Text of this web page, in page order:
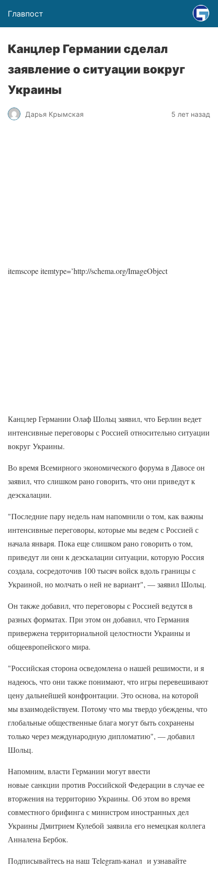
Главпост
Канцлер Германии сделал
заявление о ситуации вокруг
Украины
Дарья Крымская 5 лет назад
itemscope itemtype=’http://schema.org/ImageObject
Канцлер Германии Олаф Шольц заявил, что Берлин ведет
интенсивные переговоры с Россией относительно ситуации
вокруг Украины.
Во время Всемирного экономического форума в Давосе он
заявил, что слишком рано говорить, что они приведут к
деэскалации.
"Последние пару недель нам напомнили о том, как важны
интенсивные переговоры, которые мы ведем с Россией с
начала января. Пока еще слишком рано говорить о том,
приведут ли они к деэскалации ситуации, которую Россия
создала, сосредоточив 100 тысяч войск вдоль границы с
Украиной, но молчать о ней не вариант", — заявил Шольц.
Он также добавил, что переговоры с Россией ведутся в
разных форматах. При этом он добавил, что Германия
привержена территориальной целостности Украины и
общеевропейского мира.
"Российская сторона осведомлена о нашей решимости, и я
надеюсь, что они также понимают, что игры перевешивают
цену дальнейшей конфронтации. Это основа, на которой
мы взаимодействуем. Потому что мы твердо убеждены, что
глобальные общественные блага могут быть сохранены
только через международную дипломатию", — добавил
Шольц.
Напомним, власти Германии могут ввести
новые санкции против Российской Федерации в случае ее
вторжения на территорию Украины. Об этом во время
совместного брифинга с министром иностранных дел
Украины Дмитрием Кулебой заявила его немецкая коллега
Анналена Бербок.
Подписывайтесь на наш Telegram-канал и узнавайте